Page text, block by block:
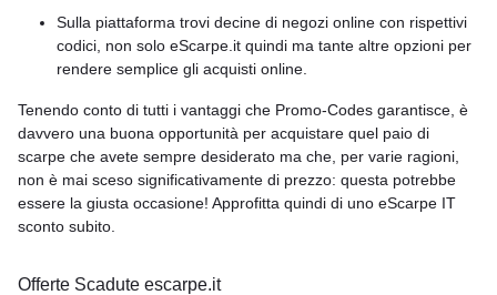
Sulla piattaforma trovi decine di negozi online con rispettivi
codici, non solo eScarpe.it quindi ma tante altre opzioni per
rendere semplice gli acquisti online.
Tenendo conto di tutti i vantaggi che Promo-Codes garantisce, è
davvero una buona opportunità per acquistare quel paio di
scarpe che avete sempre desiderato ma che, per varie ragioni,
non è mai sceso significativamente di prezzo: questa potrebbe
essere la giusta occasione! Approfitta quindi di uno eScarpe IT
sconto subito.
Offerte Scadute escarpe.it